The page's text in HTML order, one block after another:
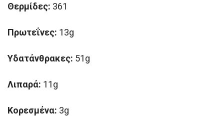
Θερμίδες: 361
Πρωτεΐνες: 13g
Υδατάνθρακες: 51g
Λιπαρά: 11g
Κορεσμένα: 3g